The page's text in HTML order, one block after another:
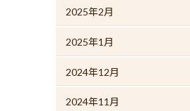
2025年2月
2025年1月
2024年12月
2024年11月